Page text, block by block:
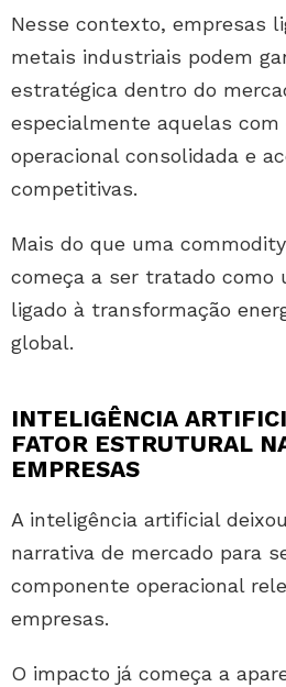
Nesse contexto, empresas
metais industriais podem
estratégica dentro do
especialmente aquelas com
operacional consolidada e
competitivas.
Mais do que uma
começa a ser tratado
ligado à transformação
global.
INTELIGÊNCIA
FATOR ESTRUTURAL
EMPRESAS
A inteligência artificial
narrativa de mercado para
componente operacional
empresas.
O impacto já começa a